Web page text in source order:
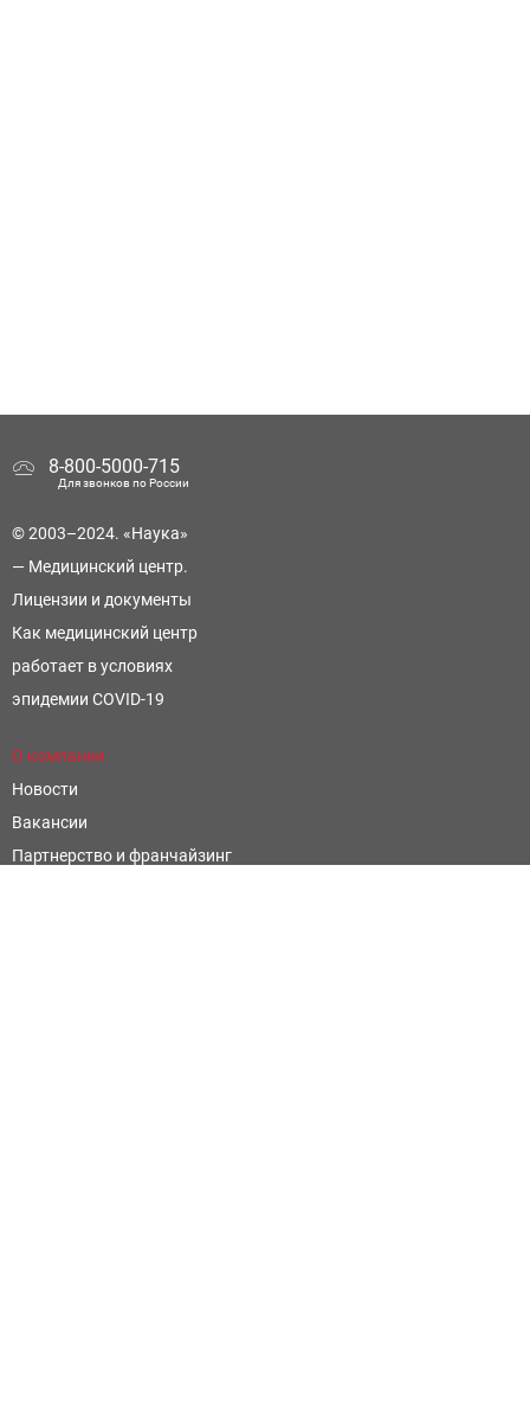
8-800-5000-715
Для звонков по России
© 2003–2024. «Наука»
— Медицинский центр.
Лицензии и документы
Как медицинский центр
работает в условиях
эпидемии COVID-19
О компании
Новости
Вакансии
Партнерство и франчайзинг